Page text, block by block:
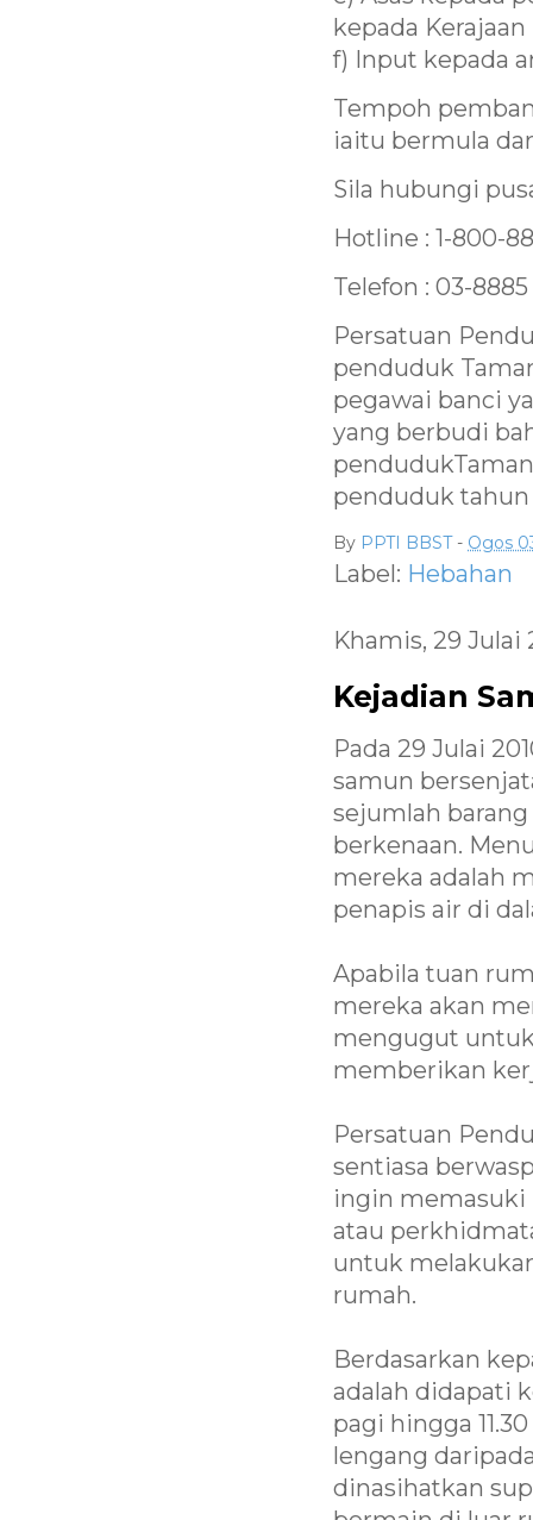
kepada
f) Input kepada
Tempoh
iaitu bermula
Sila hubungi
Hotline : 1-800-
Telefon : 03-
Persatuan
penduduk
pegawai banci
yang berbudi
penduduk tahun
By PPTI BBST - Ogos
Label: Hebahan
Khamis, 29 Julai
Kejadian
Pada 29 Julai
samun
sejumlah
berkenaan.
mereka adalah
penapis air di
Apabila tuan
mereka akan
mengugut
memberikan
Persatuan
sentiasa
ingin memasuki
atau
untuk
rumah.
Berdasarkan
adalah didapati
pagi hingga
lengang
dinasihatkan